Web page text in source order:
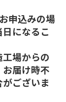
申込みの場
になるこ
場からの
届け時不
ございま